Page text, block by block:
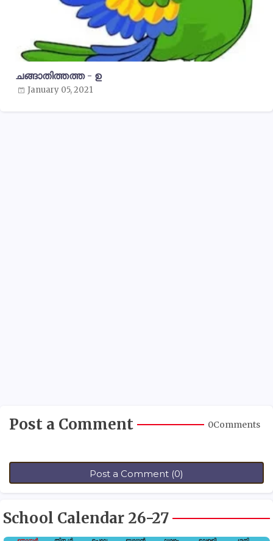
ചങ്ങാതിത്തത്ത - ഉ
January 05, 2021
Post a Comment 0Comments
Post a Comment (0)
School Calendar 26-27